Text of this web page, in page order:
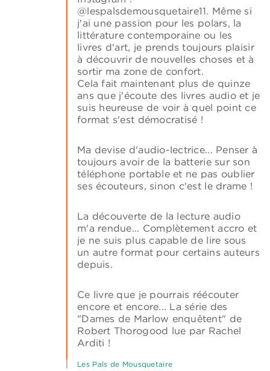
@lespalsdemousquetaire11. Même si
j'ai une passion pour les polars, la
littérature contemporaine ou les
livres d'art, je prends toujours plaisir
à découvrir de nouvelles choses et à
sortir ma zone de confort.
Cela fait maintenant plus de quinze
ans que j'écoute des livres audio et je
suis heureuse de voir à quel point ce
format s'est démocratisé !
Ma devise d'audio-lectrice... Penser à
toujours avoir de la batterie sur son
téléphone portable et ne pas oublier
ses écouteurs, sinon c'est le drame !
La découverte de la lecture audio
m'a rendue... Complètement accro et
je ne suis plus capable de lire sous
un autre format pour certains auteurs
depuis.
Ce livre que je pourrais réécouter
encore et encore... La série des
"Dames de Marlow enquêtent" de
Robert Thorogood lue par Rachel
Arditi !
Les Pals de Mousquetaire